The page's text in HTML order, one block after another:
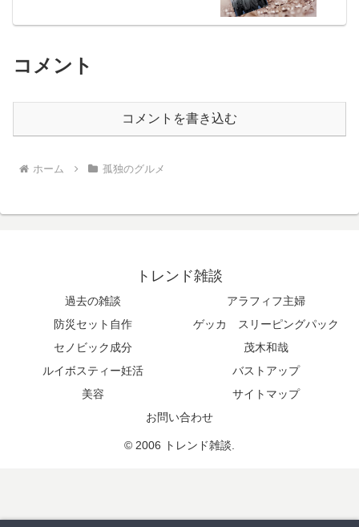
コメント
コメントを書き込む
ホーム 孤独のグルメ
トレンド雑談
過去の雑談
アラフィフ主婦
防災セット自作
ゲッカ スリーピングパック
セノビック成分
茂木和哉
ルイボスティー妊活
バストアップ
美容
サイトマップ
お問い合わせ
© 2006 トレンド雑談.